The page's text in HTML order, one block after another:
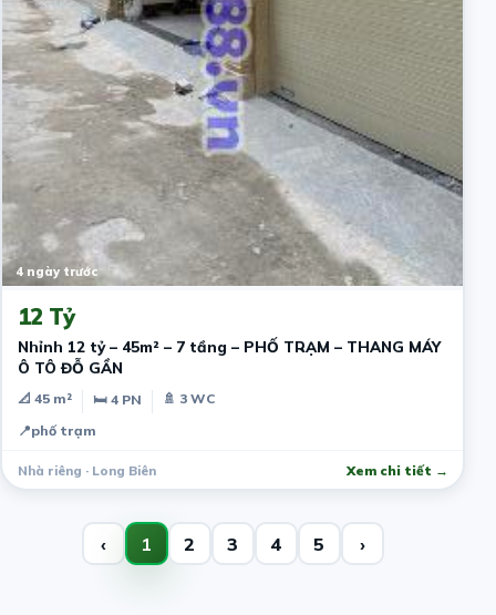
4 ngày trước
12 Tỷ
Nhỉnh 12 tỷ – 45m² – 7 tầng – PHỐ TRẠM – THANG MÁY
Ô TÔ ĐỖ GẦN
📐 45 m² 🛏 4 PN
🚿 3 WC
📍phố trạm
Nhà riêng · Long Biên Xem chi tiết →
‹ 1 2 3 4 5 ›